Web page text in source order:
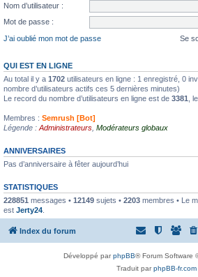
Nom d’utilisateur :
Mot de passe :
J’ai oublié mon mot de passe
Se
QUI EST EN LIGNE
Au total il y a 1702 utilisateurs en ligne : 1 enregistré, 0
nombre d’utilisateurs actifs ces 5 dernières minutes)
Le record du nombre d’utilisateurs en ligne est de 3381 ,
Membres : Semrush [Bot]
Légende : Administrateurs Modérateurs globaux
ANNIVERSAIRES
Pas d’anniversaire à fêter aujourd’hui
STATISTIQUES
228851 messages • 12149 sujets • 2203 membres • Le
est Jerty24
Index du forum
Développé parphpBB® Forum Software
Traduit parphpBB-fr.com